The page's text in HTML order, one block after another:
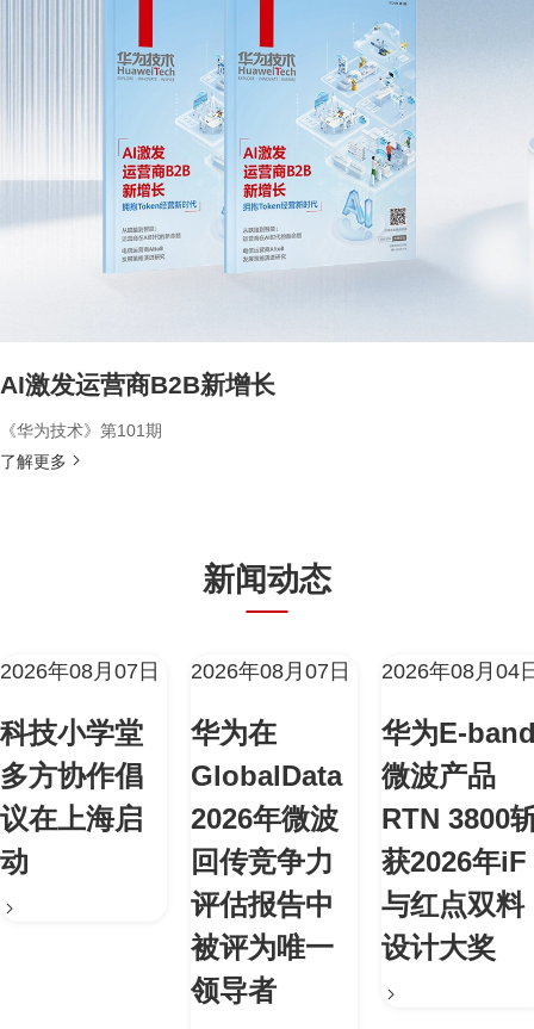
AI激发运营商B2B新增长
《华为技术》第101期
了解更多
新闻动态
2026年08月07日
科技小学堂
多方协作倡
议在上海启
动
2026年08月07日
华为在
GlobalData
2026年微波
回传竞争力
评估报告中
被评为唯一
领导者
2026年08月04
华为E-
微波产品
RTN 3800
获2026年iF
与红点双料
设计大奖